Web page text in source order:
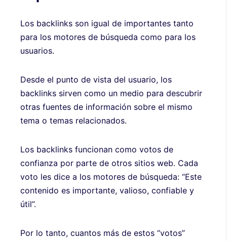
Los backlinks son igual de importantes tanto
para los motores de búsqueda como para los
usuarios.
Desde el punto de vista del usuario, los
backlinks sirven como un medio para descubrir
otras fuentes de información sobre el mismo
tema o temas relacionados.
Los backlinks funcionan como votos de
confianza por parte de otros sitios web. Cada
voto les dice a los motores de búsqueda: “Este
contenido es importante, valioso, confiable y
útil”.
Por lo tanto, cuantos más de estos “votos”